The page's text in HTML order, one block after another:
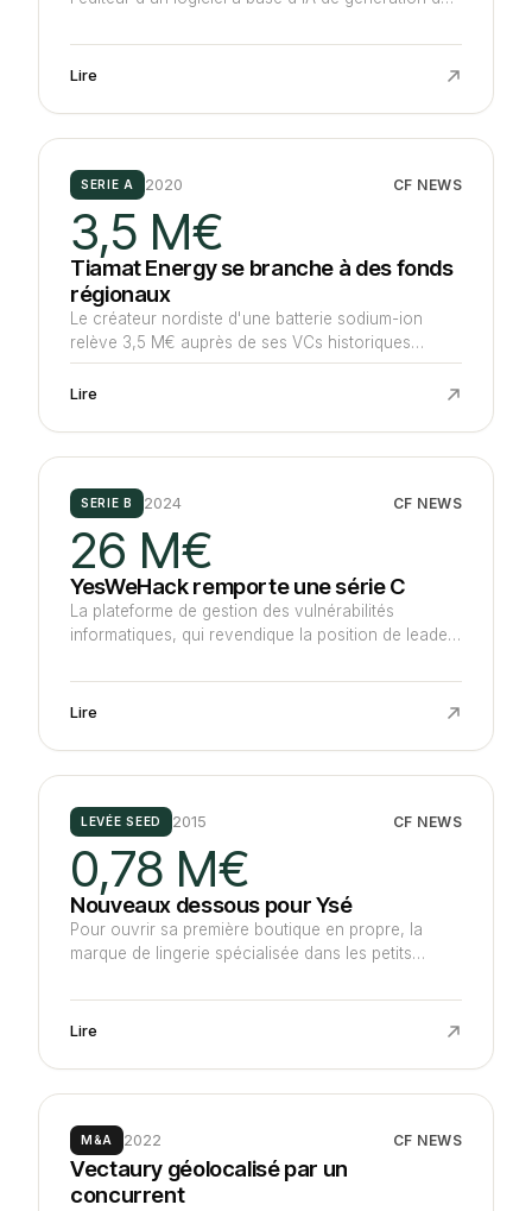
Angels, co-meneurs, Apok Invest et Polymatter
Ventures lors d'une levée d'environ 750 K€.
Lire
SERIE A 2020 CF NEWS
3,5 M€
Tiamat Energy se branche à des fonds
régionaux
Le créateur nordiste d'une batterie sodium-ion
relève 3,5 M€ auprès de ses VCs historiques
Finovam et Picardie Investissement ainsi que de
nouveaux entrants pour financer son
Lire
SERIE B 2024 CF NEWS
26 M€
YesWeHack remporte une série C
La plateforme de gestion des vulnérabilités
informatiques, qui revendique la position de leader
M€ auprès de Wendel Growth, meneur, suivi
d'Adelie, Seventure Partners et des historiques
Lire
LEVÉE SEED 2015 CF NEWS
0,78 M€
Nouveaux dessous pour Ysé
Pour ouvrir sa première boutique en propre, la
marque de lingerie spécialisée dans les petits
réunit 780 K€ auprès de Starquest Capital, de
Wiseed et de business angels.
Lire
M&A 2022 CF NEWS
Vectaury géolocalisé par un
concurrent